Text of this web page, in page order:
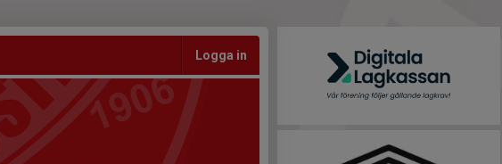
Logga in